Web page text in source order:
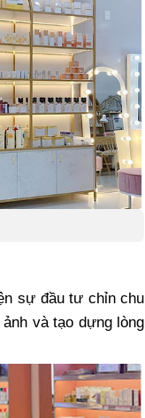
sự đầu tư chỉn chu
và tạo dựng lòng